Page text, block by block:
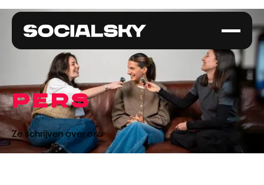
PERS
Ze schrijven over ons